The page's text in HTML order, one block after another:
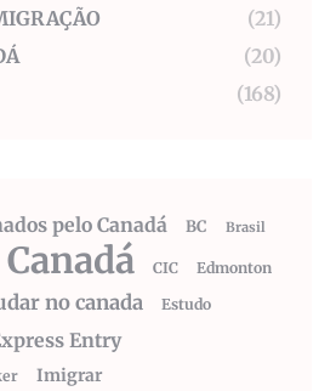
(21)
(20)
(168)
pelo Canadá BC Brasil
Canadá CIC
Edmonton
no canada Estudo
Entry
Imigrar